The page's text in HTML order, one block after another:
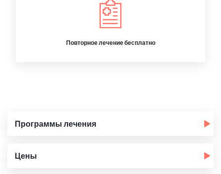
Повторное лечение бесплатно
Программы лечения
Цены